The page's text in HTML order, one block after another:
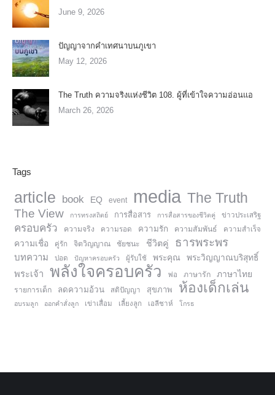
June 9, 2026
ปัญญาจากคำเทศนาบนภูเขา
May 12, 2026
The Truth ความจริงแห่งชีวิต 108. ผู้ที่เข้าใจความอ่อนแอ
March 26, 2026
Tags
article book EQ event media The Truth
The View การทรงสถิตย์ การสื่อสาร การสื่อสารของชีวิตคู่ ข่าวประเสริฐ
ครอบครัว ความจริง ความรอด ความรัก ความสัมพันธ์ ความสำเร็จ
ความเชื่อ คู่รัก จิตวิญญาณ ชัยชนะ ชีวิตคู่ ธารพระพร
บทความ ปอด ปัญหาครอบครัว ผู้รับใช้ พระคุณ
พระวิญญาณบริสุทธิ์
พระเจ้า
พลังใจครอบครัว พ่อ ภาษารัก ภาษาไทย
รายการเด็ก ลดความอ้วน สติปัญญา สุขภาพ ห้องเด็กเล่น
อบรมลูก ออกคำสั่งลูก เข่าเสื่อม เลี้ยงลูก เอลีชาห์ โกรธ